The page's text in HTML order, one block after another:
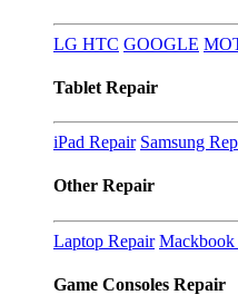
LG HTC GOOGLE
Tablet Repair
iPad Repair Samsung
Other Repair
Laptop Repair Mackbook
Game Consoles Repair